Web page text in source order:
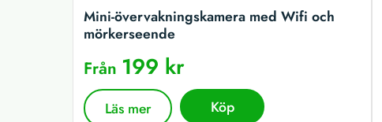
Mini-övervakningskamera med Wifi och
mörkerseende
Från 199 kr
Läs mer Köp